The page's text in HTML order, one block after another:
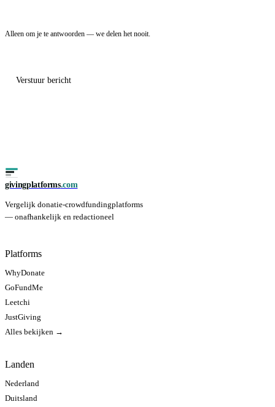
Alleen om je te antwoorden — we delen het nooit.
Verstuur bericht
givingplatforms.com
Vergelijk donatie-crowdfundingplatforms
— onafhankelijk en redactioneel
Platforms
WhyDonate
GoFundMe
Leetchi
JustGiving
Alles bekijken →
Landen
Nederland
Duitsland